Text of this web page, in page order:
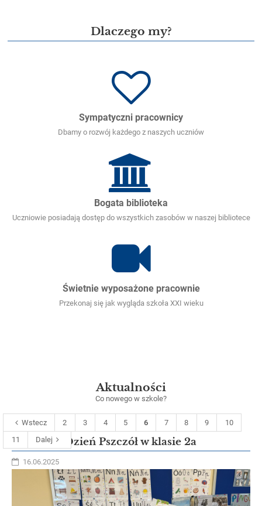
Dlaczego my?
Sympatyczni pracownicy
Dbamy o rozwój każdego z naszych uczniów
Bogata biblioteka
Uczniowie posiadają dostęp do wszystkich zasobów w naszej bibliotece
Świetnie wyposażone pracownie
Przekonaj się jak wygląda szkoła XXI wieku
Aktualności
Co nowego w szkole?
Światowy Dzień Pszczół w klasie 2a
16.06.2025
Wstecz 2 3 4 5 6 7 8 9
10
11
Dalej